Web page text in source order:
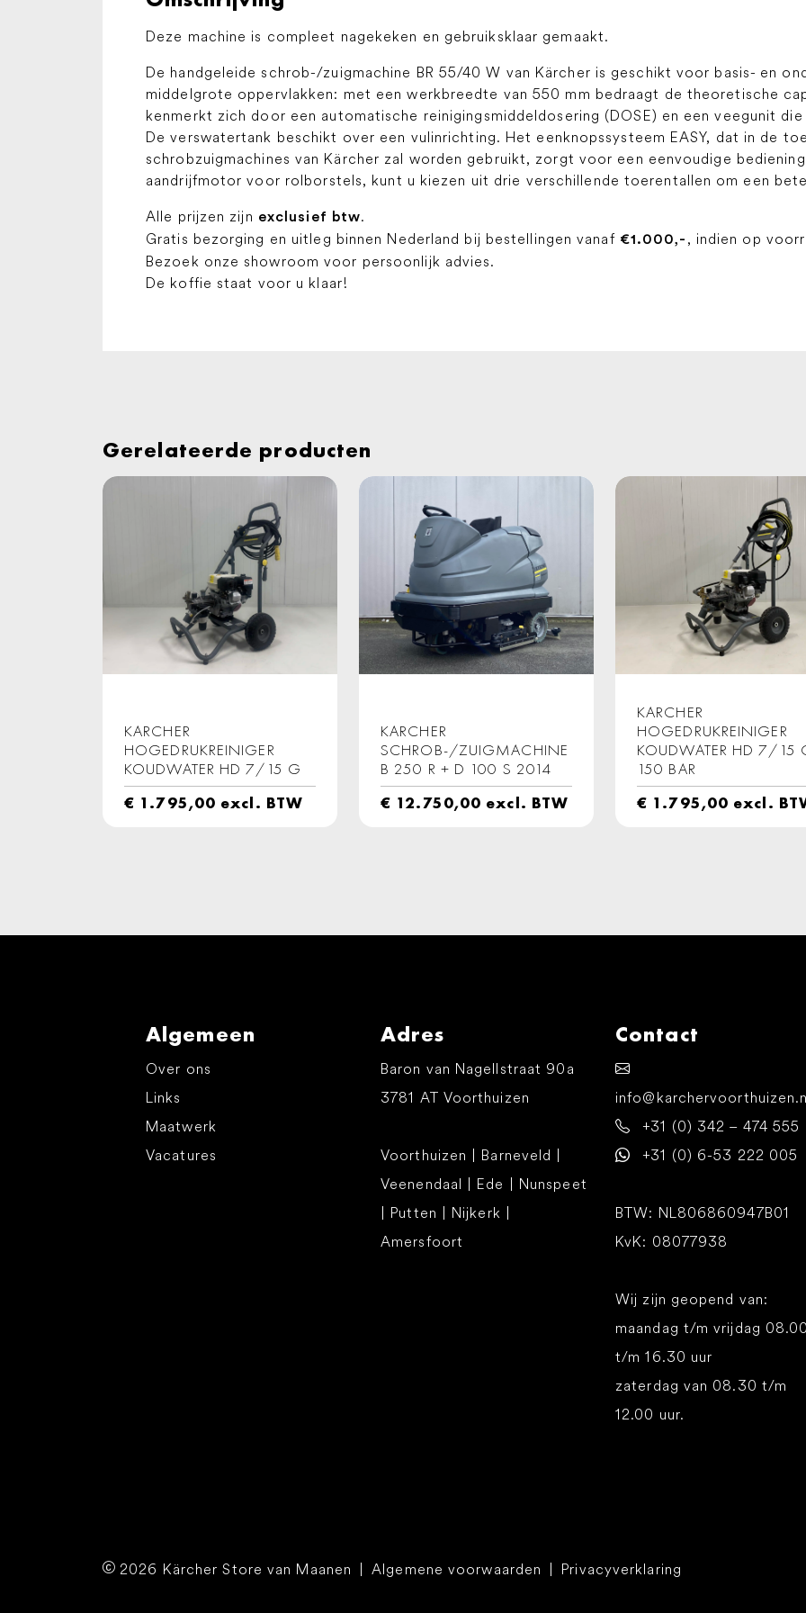
Deze machine is compleet nagekeken en gebruiksklaar gemaakt.
De handgeleide schrob-/zuigmachine BR 55/40 W van Kärcher is geschikt voor basis- en
middelgrote oppervlakken: met een werkbreedte van 550 mm bedraagt ​​de theoretische
kenmerkt zich door een automatische reinigingsmiddeldosering (DOSE) en een veegunit
De verswatertank beschikt over een vulinrichting. Het eenknopssysteem EASY, dat in de
schrobzuigmachines van Kärcher zal worden gebruikt, zorgt voor een eenvoudige
aandrijfmotor voor rolborstels, kunt u kiezen uit drie verschillende toerentallen om een
Alle prijzen zijn exclusief btw.
Gratis bezorging en uitleg binnen Nederland bij bestellingen vanaf €1.000,- , indien op
Bezoek onze showroom voor persoonlijk advies.
De koffie staat voor u klaar!
Gerelateerde producten
KARCHER
HOGEDRUKREINIGER
KOUDWATER HD 7/15 G
€ 1.795,00 excl. BTW
KARCHER
SCHROB-/ZUIGMACHINE
B 250 R + D 100 S 2014
€ 12.750,00 excl. BTW
KARCHER
HOGEDRUKREINIGER
KOUDWATER HD 7/15
150 BAR
€ 1.795,00 excl.
Algemeen
Over ons
Links
Maatwerk
Vacatures
Adres
Baron van Nagellstraat 90a
3781 AT Voorthuizen
Voorthuizen | Barneveld |
Veenendaal | Ede | Nunspeet
| Putten | Nijkerk |
Amersfoort
Contact
+31 (0) 342 – 474 555
+31 (0) 6-53 222 005
BTW: NL806860947B01
KvK: 08077938
Wij zijn geopend van:
maandag t/m vrijdag
t/m 16.30 uur
zaterdag van 08.30 t/m
12.00 uur.
2026 Kärcher Store van Maanen Algemene voorwaarden Privacyverklaring